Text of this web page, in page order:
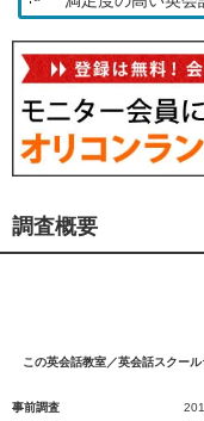
調査概要
この英会話教室／英会話スクー
事前調査